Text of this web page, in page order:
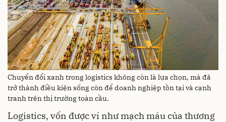
Chuyển đổi xanh trong logistics không còn là lựa chọn, mà đã
trở thành điều kiện sống còn để doanh nghiệp tồn tại và cạnh
tranh trên thị trường toàn cầu.
Logistics, vốn được ví như mạch máu của thương